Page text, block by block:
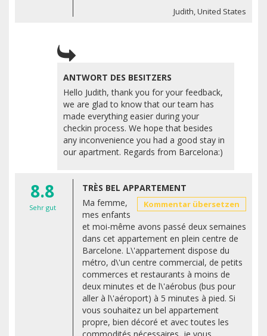
Judith, United States
ANTWORT DES BESITZERS
Hello Judith, thank you for your feedback,
we are glad to know that our team has
made everything easier during your
checkin process. We hope that besides
any inconvenience you had a good stay in
our apartment. Regards from Barcelona:)
8.8
Sehr gut
TRÈS BEL APPARTEMENT
Kommentar übersetzen
Ma femme,
mes enfants
et moi-même avons passé deux semaines
dans cet appartement en plein centre de
Barcelone. L\'appartement dispose du
métro, d\'un centre commercial, de petits
commerces et restaurants à moins de
deux minutes et de l\'aérobus (bus pour
aller à l\'aéroport) à 5 minutes à pied. Si
vous souhaitez un bel appartement
propre, bien décoré et avec toutes les